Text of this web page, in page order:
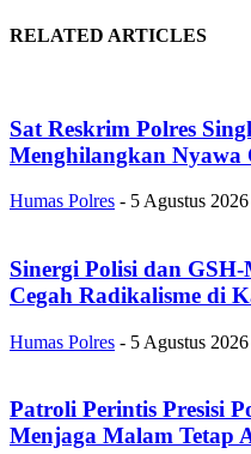
RELATED ARTICLES
Sat Reskrim Polres
Menghilangkan Nyawa
Humas Polres - 5 Agustus 2026
Sinergi Polisi dan
Cegah Radikalisme di
Humas Polres - 5 Agustus 2026
Patroli Perintis Presisi
Menjaga Malam Tetap